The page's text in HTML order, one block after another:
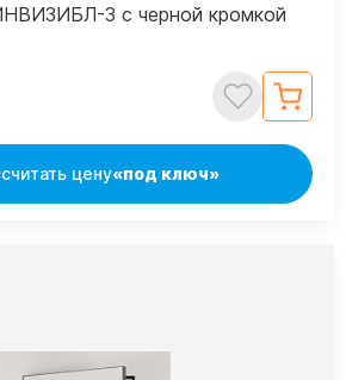
3 с черной кромкой
цену«под ключ»